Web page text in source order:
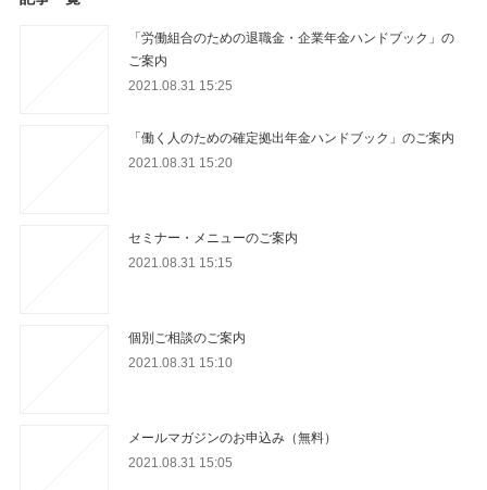
「労働組合のための退職金・企業年金ハンドブック」の
ご案内
2021.08.31 15:25
「働く人のための確定拠出年金ハンドブック」のご案内
2021.08.31 15:20
セミナー・メニューのご案内
2021.08.31 15:15
個別ご相談のご案内
2021.08.31 15:10
メールマガジンのお申込み（無料）
2021.08.31 15:05